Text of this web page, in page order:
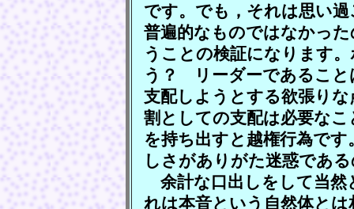
です。でも，それは思い
普遍的なものではなかっ
うことの検証になります
う？ リーダーであること
支配しようとする欲張り
割としての支配は必要な
を持ち出すと越権行為で
しさがありがた迷惑であ
余計な口出しをして当然
れは本音という自然体と